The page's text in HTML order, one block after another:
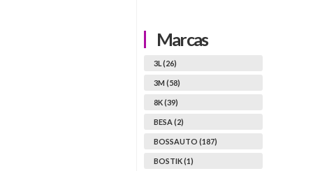
Marcas
3L (26)
3M (58)
8K (39)
BESA (2)
BOSSAUTO (187)
BOSTIK (1)